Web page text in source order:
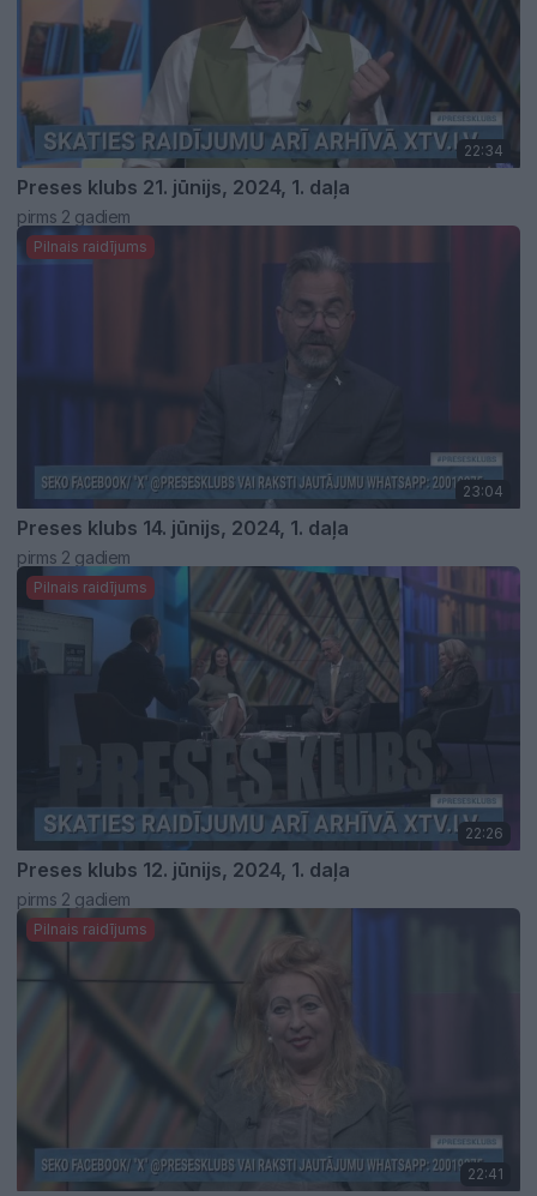
22:34
Preses klubs 21. jūnijs, 2024, 1. daļa
pirms 2 gadiem
Pilnais raidījums
23:04
Preses klubs 14. jūnijs, 2024, 1. daļa
pirms 2 gadiem
Pilnais raidījums
22:26
Preses klubs 12. jūnijs, 2024, 1. daļa
pirms 2 gadiem
Pilnais raidījums
22:41